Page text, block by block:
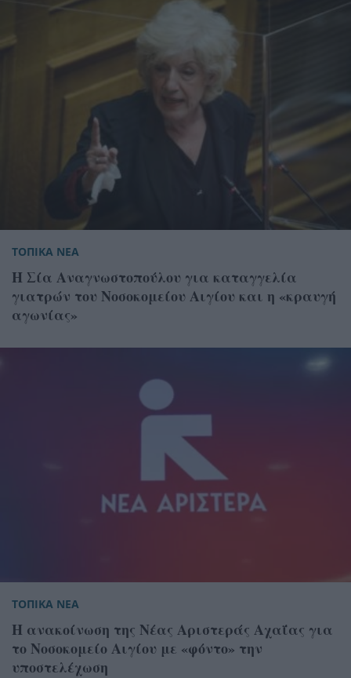
ΤΟΠΙΚΑ ΝΕΑ
Η Σία Αναγνωστοπούλου για καταγγελία
γιατρών του Νοσοκομείου Αιγίου και η «κραυγή
αγωνίας»
ΤΟΠΙΚΑ ΝΕΑ
Η ανακοίνωση της Νέας Αριστεράς Αχαΐας για
το Νοσοκομείο Αιγίου με «φόντο» την
υποστελέχωση